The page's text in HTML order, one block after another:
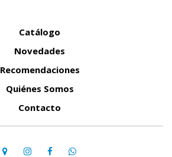
Catálogo
Novedades
Recomendaciones
Quiénes Somos
Contacto